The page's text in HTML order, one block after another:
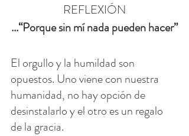
REFLEXIÓN
...“Porque sin mí nada pueden hacer”
El orgullo y la humildad son
opuestos. Uno viene con nuestra
humanidad, no hay opción de
desinstalarlo y el otro es un regalo
de la gracia.